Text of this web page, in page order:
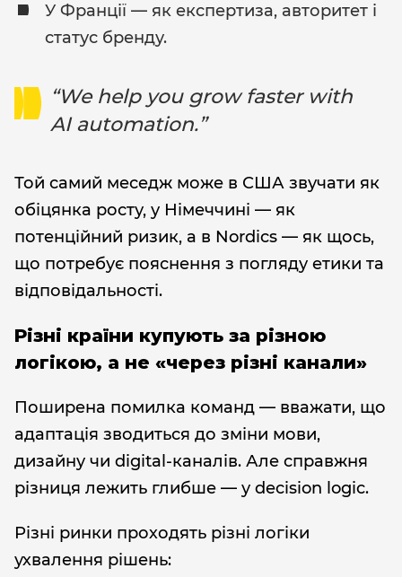
У Франції — як експертиза, авторитет і
статус бренду.
“We help you grow faster with
AI automation.”
Той самий меседж може в США звучати як
обіцянка росту, у Німеччині — як
потенційний ризик, а в Nordics — як щось,
що потребує пояснення з погляду етики та
відповідальності.
Різні країни купують за різною
логікою, а не «через різні канали»
Поширена помилка команд — вважати, що
адаптація зводиться до зміни мови,
дизайну чи digital-каналів. Але справжня
різниця лежить глибше — у decision logic.
Різні ринки проходять різні логіки
ухвалення рішень: